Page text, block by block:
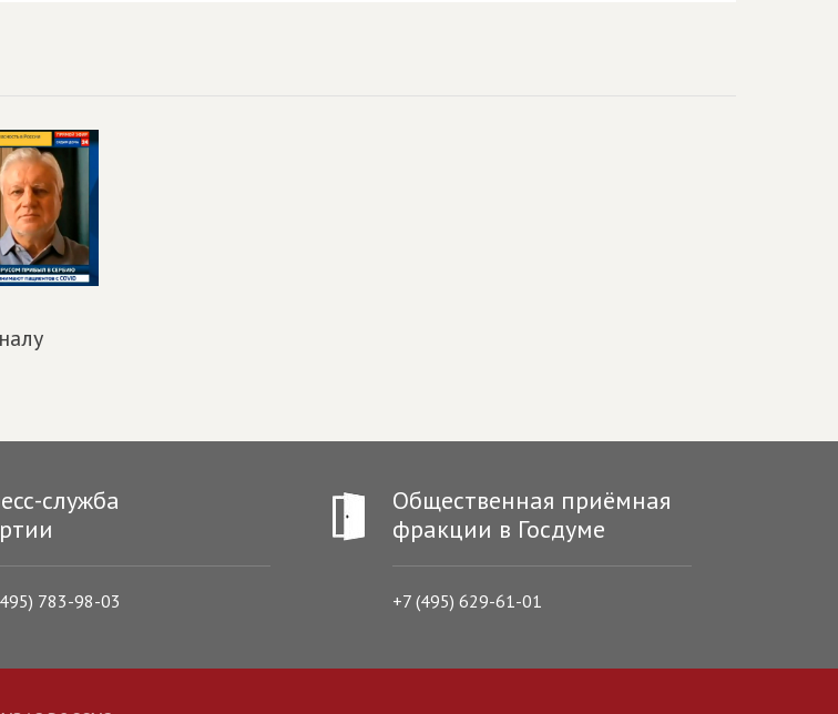
служба
783-98-03
Общественная приёмная
фракции в Госдуме
+7 (495) 629-61-01